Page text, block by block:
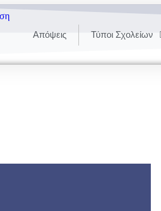
Απόψεις Τύποι Σχολείων